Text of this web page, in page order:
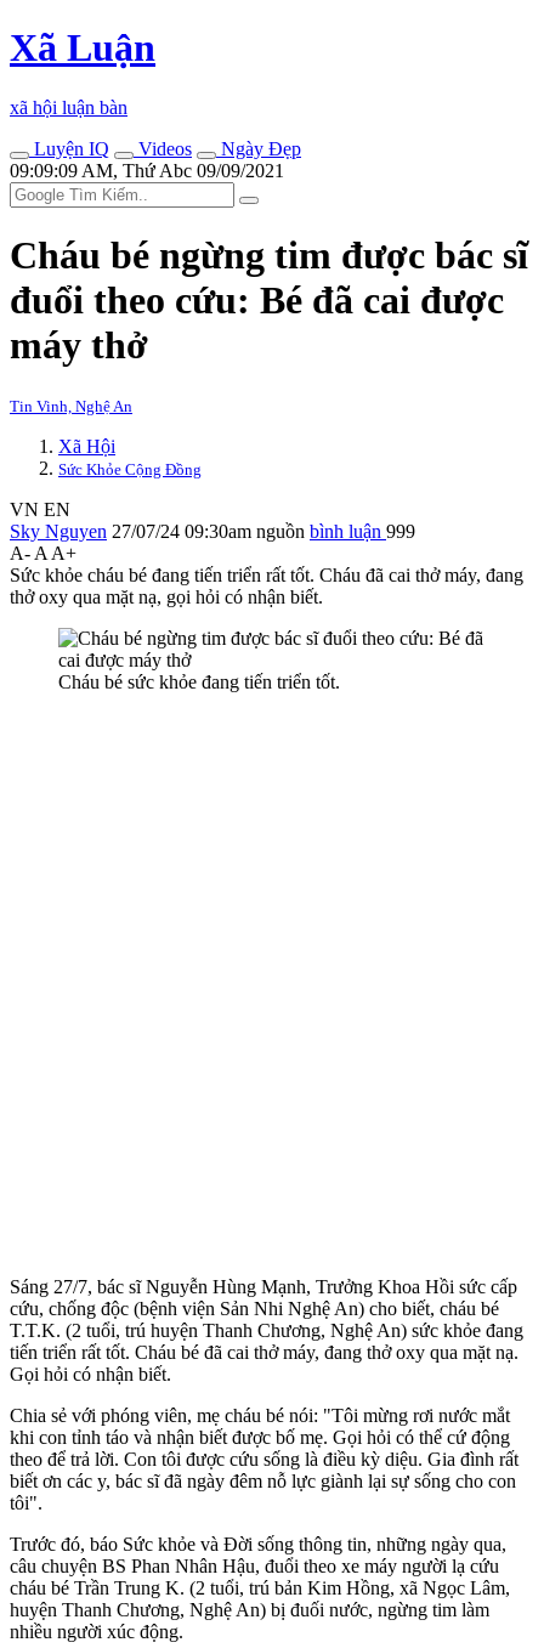
Xã Luận
xã hội luận bàn
Luyện IQ
Videos
Ngày Đẹp
09:09:09 AM, Thứ Abc 09/09/2021
Cháu bé ngừng tim được bác sĩ
đuổi theo cứu: Bé đã cai được
máy thở
Tin Vinh, Nghệ An
Xã Hội
Sức Khỏe Cộng Đồng
VN EN
Sky Nguyen 27/07/24 09:30am nguồn bình luận 999
A- A A+
Sức khỏe cháu bé đang tiến triển rất tốt. Cháu đã cai thở máy, đang
thở oxy qua mặt nạ, gọi hỏi có nhận biết.
Cháu bé sức khỏe đang tiến triển tốt.
Sáng 27/7, bác sĩ Nguyễn Hùng Mạnh, Trưởng Khoa Hồi sức cấp
cứu, chống độc (bệnh viện Sản Nhi Nghệ An) cho biết, cháu bé
T.T.K. (2 tuổi, trú huyện Thanh Chương, Nghệ An) sức khỏe đang
tiến triển rất tốt. Cháu bé đã cai thở máy, đang thở oxy qua mặt nạ.
Gọi hỏi có nhận biết.
Chia sẻ với phóng viên, mẹ cháu bé nói: "Tôi mừng rơi nước mắt
khi con tỉnh táo và nhận biết được bố mẹ. Gọi hỏi có thể cứ động
theo để trả lời. Con tôi được cứu sống là điều kỳ diệu. Gia đình rất
biết ơn các y, bác sĩ đã ngày đêm nỗ lực giành lại sự sống cho con
tôi".
Trước đó, báo Sức khỏe và Đời sống thông tin, những ngày qua,
câu chuyện BS Phan Nhân Hậu, đuổi theo xe máy người lạ cứu
cháu bé Trần Trung K. (2 tuổi, trú bản Kim Hồng, xã Ngọc Lâm,
huyện Thanh Chương, Nghệ An) bị đuối nước, ngừng tim làm
nhiều người xúc động.